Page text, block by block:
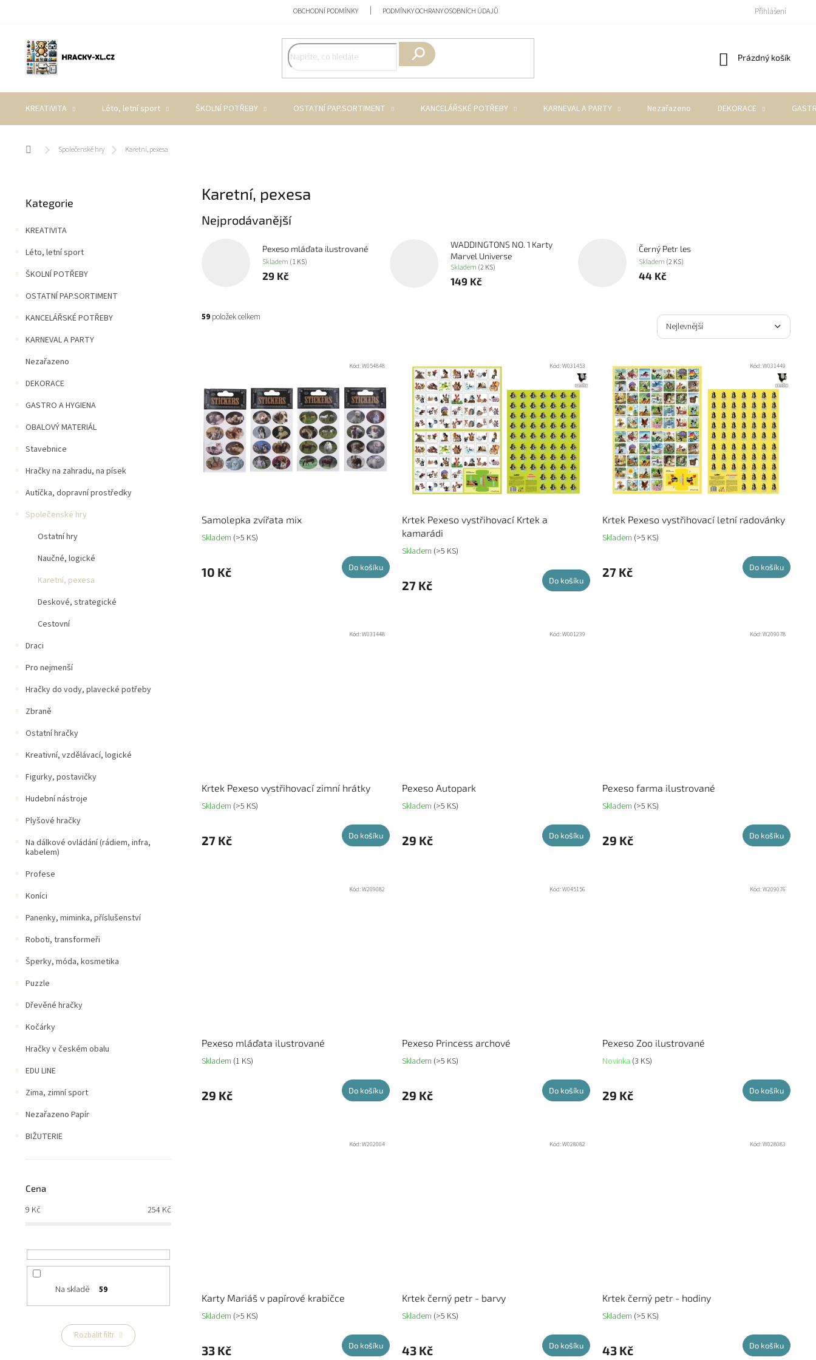
OBCHODNÍ PODMÍNKY PODMÍNKY OCHRANY OSOBNÍCH ÚDAJŮ Přihlášení
Nákupní
Prázdný košík
KREATIVITA Léto, letní sport ŠKOLNÍ POTŘEBY OSTATNÍ PAP.SORTIMENT KANCELÁŘSKÉ POTŘEBY KARNEVAL A PARTY Nezařazeno DEKORACE
Domů Společenské hry Karetní, pexesa
s
r
a
n
p
a
e
kategorie
Kategorie
KREATIVITA
Léto, letní sport
ŠKOLNÍ POTŘEBY
OSTATNÍ PAP.SORTIMENT
KANCELÁŘSKÉ POTŘEBY
KARNEVAL A PARTY
Nezařazeno
DEKORACE
GASTRO A HYGIENA
OBALOVÝ MATERIÁL
Stavebnice
Hračky na zahradu, na písek
Autíčka, dopravní prostředky
Společenské hry
Ostatní hry
Naučné, logické
Karetní, pexesa
Deskové, strategické
Cestovní
Draci
Pro nejmenší
Hračky do vody, plavecké potřeby
Zbraně
Ostatní hračky
Kreativní, vzdělávací, logické
Figurky, postavičky
Hudební nástroje
Plyšové hračky
Na dálkové ovládání (rádiem, infra,
kabelem)
Profese
Koníci
Panenky, miminka, příslušenství
Roboti, transformeři
Šperky, móda, kosmetika
Puzzle
Dřevěné hračky
Kočárky
Hračky v českém obalu
EDU LINE
Zima, zimní sport
Nezařazeno Papír
BIŽUTERIE
Cena
9 Kč 254 Kč
Na skladě 59
Rozbalit filtr
Karetní, pexesa
Nejprodávanější
Pexeso mláďata ilustrované
Skladem (1 KS)
29 Kč
WADDINGTONS NO. 1 Karty
Marvel Universe
Skladem (2 KS)
149 Kč
Černý Petr les
Skladem (2 KS)
44 Kč
Ř
z
n
í
p
r
o
d
u
k
t
ů
Nejlevnější
Nejprodávanější
Abecedně
59 položek celkem
s
p
o
d
u
Samolepka zvířata mix
Skladem (>5 KS)
10 Kč Do košíku
Kód:W054848
Krtek Pexeso vystřihovací Krtek a
kamarádi
Skladem (>5 KS)
27 Kč Do košíku
Kód:W031453
Krtek Pexeso vystřihovací letní radovánky
Skladem (>5 KS)
27 Kč Do košíku
Kód:W031449
Krtek Pexeso vystřihovací zimní hrátky
Skladem (>5 KS)
27 Kč Do košíku
Kód:W031448
Pexeso Autopark
Skladem (>5 KS)
29 Kč Do košíku
Kód:W001239
Pexeso farma ilustrované
Skladem (>5 KS)
29 Kč Do košíku
Kód:W209078
Pexeso mláďata ilustrované
Skladem (1 KS)
29 Kč Do košíku
Kód:W209082
Pexeso Princess archové
Skladem (>5 KS)
29 Kč Do košíku
Kód:W045156
Pexeso Zoo ilustrované
Novinka (3 KS)
29 Kč Do košíku
Kód:W209076
Karty Mariáš v papírové krabičce
Skladem (>5 KS)
33 Kč Do košíku
Kód:W202004
Krtek černý petr - barvy
Skladem (>5 KS)
43 Kč Do košíku
Kód:W028082
Krtek černý petr - hodiny
Skladem (>5 KS)
43 Kč Do košíku
Kód:W028083